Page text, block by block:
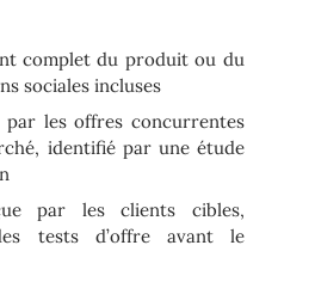
complet du produit ou du
sociales incluses
les offres concurrentes
identifié par une étude
par les clients cibles,
tests d’offre avant le